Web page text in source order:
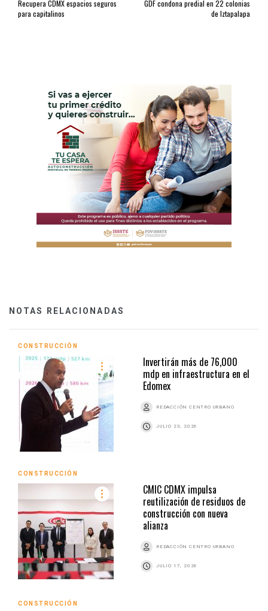
Recupera CDMX espacios seguros
para capitalinos
GDF condona predial en 22 colonias
de Iztapalapa
NOTAS RELACIONADAS
CONSTRUCCIÓN
Invertirán más de 76,000
mdp en infraestructura en el
Edomex
REDACCIÓN CENTRO URBANO
JULIO 23, 2026
CONSTRUCCIÓN
CMIC CDMX impulsa
reutilización de residuos de
construcción con nueva
alianza
REDACCIÓN CENTRO URBANO
JULIO 17, 2026
CONSTRUCCIÓN